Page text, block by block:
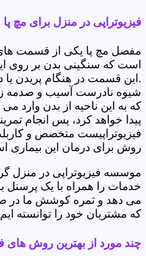
فیزیوتراپی در منزل برای مچ پا
مفصل مچ پا یکی از قسمت
است که سنگینی بدن بر روی
.این قسمت در هنگام پریدن یا
شیوه نادرست آسیب و صدمه
که به این ناحیه از بدن وارد
پیدا خواهد کرد، پس انجام
فیزیوتراپیست متخصص و
روش برای درمان این بیماری
موسسه فیزیوتراپی در منزل
خدمات را همراه با یک پرسنل
می دهد و ثمره کوشش ما در
که مشتریان خود را توانسته
چند مورد از بهترین روش های